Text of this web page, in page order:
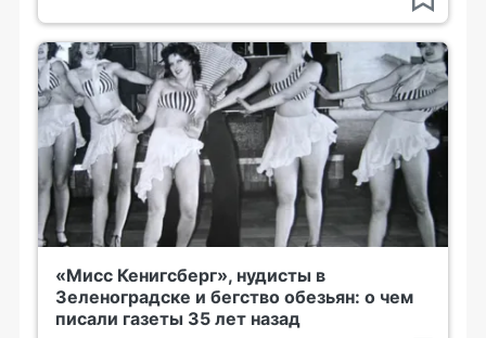
«Мисс Кенигсберг», нудисты в
Зеленоградске и бегство обезьян: о чем
писали газеты 35 лет назад